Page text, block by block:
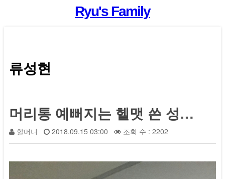
류성현
머리통 예뻐지는 헬맷 쓴 성현이 ~~~
할머니 2018.09.15 03:00 조회 수 : 2202
Ryu's Family